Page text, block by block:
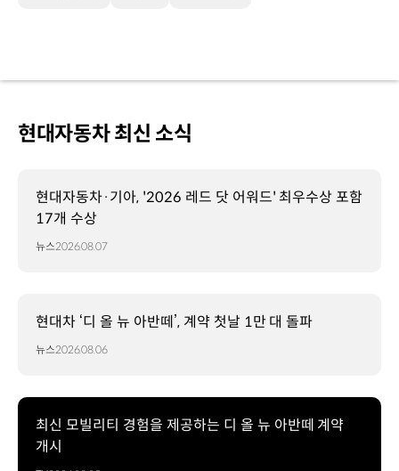
현대자동차 최신 소식
현대자동차·기아, '2026 레드 닷 어워드' 최우수상 포함
17개 수상
뉴스2026.08.07
현대차 ‘디 올 뉴 아반떼’, 계약 첫날 1만 대 돌파
뉴스2026.08.06
최신 모빌리티 경험을 제공하는 디 올 뉴 아반떼 계약
개시